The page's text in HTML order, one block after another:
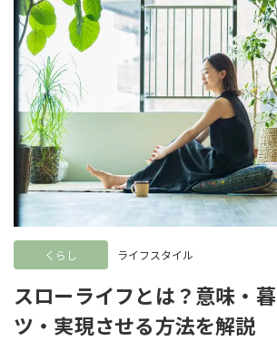
くらし ライフスタイル
スローライフとは？意味・
ツ・実現させる方法を解説